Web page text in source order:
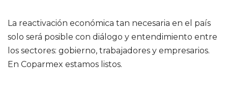
La reactivación económica tan necesaria en el país
solo será posible con diálogo y entendimiento entre
los sectores: gobierno, trabajadores y empresarios.
En Coparmex estamos listos.